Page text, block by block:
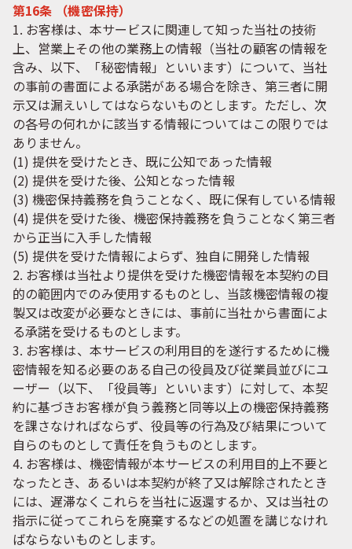
第16条 （機密保持）
1. お客様は、本サービスに関連して知った当社の技術
上、営業上その他の業務上の情報（当社の顧客の情報を
含み、以下、「秘密情報」といいます）について、当社
の事前の書面による承諾がある場合を除き、第三者に開
示又は漏えいしてはならないものとします。ただし、次
の各号の何れかに該当する情報についてはこの限りでは
ありません。
(1) 提供を受けたとき、既に公知であった情報
(2) 提供を受けた後、公知となった情報
(3) 機密保持義務を負うことなく、既に保有している情報
(4) 提供を受けた後、機密保持義務を負うことなく第三者
から正当に入手した情報
(5) 提供を受けた情報によらず、独自に開発した情報
2. お客様は当社より提供を受けた機密情報を本契約の目
的の範囲内でのみ使用するものとし、当該機密情報の複
製又は改変が必要なときには、事前に当社から書面によ
る承諾を受けるものとします。
3. お客様は、本サービスの利用目的を遂行するために機
密情報を知る必要のある自己の役員及び従業員並びにユ
ーザー（以下、「役員等」といいます）に対して、本契
約に基づきお客様が負う義務と同等以上の機密保持義務
を課さなければならず、役員等の行為及び結果について
自らのものとして責任を負うものとします。
4. お客様は、機密情報が本サービスの利用目的上不要と
なったとき、あるいは本契約が終了又は解除されたとき
には、遅滞なくこれらを当社に返還するか、又は当社の
指示に従ってこれらを廃棄するなどの処置を講じなけれ
ばならないものとします。